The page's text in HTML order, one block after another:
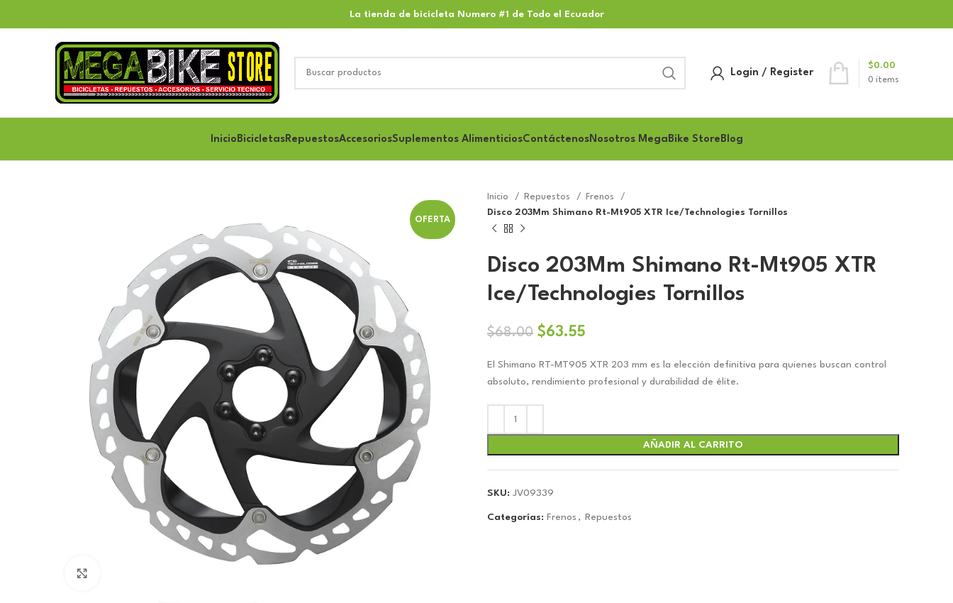
La tienda de bicicleta Numero #1 de Todo el Ecuador
Login / Register
0 items
$0.00
Inicio BicicletasRepuestosAccesoriosSuplementos AlimenticiosContáctenosNosotros MegaBike Store Blog
OFERTA
Inicio Repuestos
Frenos
Disco 203Mm Shimano Rt-Mt905 XTR Ice/Technologies Tornillos
Disco 203Mm Shimano Rt-Mt905 XTR
Ice/Technologies Tornillos
$68.00 El
original
era:
$68.00.
$63.55
actual
es:
El Shimano RT-MT905 XTR 203 mm es la elección definitiva para quienes buscan control
absoluto, rendimiento profesional y durabilidad de élite.
AÑADIR AL CARRITO
SKU: JV09339
Categorías: Frenos , Repuestos